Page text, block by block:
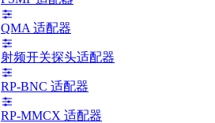
QMA 适配器
射频开关探头适配器
RP-BNC 适配器
RP-MMCX 适配器